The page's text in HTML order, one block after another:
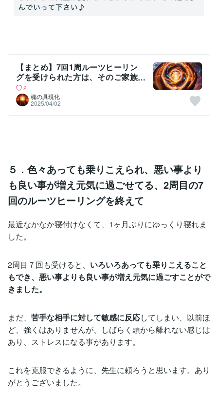
【まとめ】7回1周ルーツヒーリン
グを受けられた方は、そのご家族
が受けられると更に良い結果にな
ってます！
2
魂の具現化
2025/04/02
５．色々あっても乗りこえられ、悪い事より
も良い事が増え元気に過ごせてる、2周目の7
回のルーツヒーリングを終えて
最近なかなか寝付けなくて、1ヶ月ぶりにゆっくり寝れま
した。
2周目７回も受けると、 いろいろあっても乗りこえること
もでき、悪い事よりも良い事が増え元気に過ごすことがで
きました。
まだ、 苦手な相手に対して敏感に反応してしまい、以前ほ
ど、強くはありませんが、しばらく頭から離れない感じは
あり、ストレスになる事があります。
これを克服できるように、先生に頼ろうと思います。あり
がとうございました。